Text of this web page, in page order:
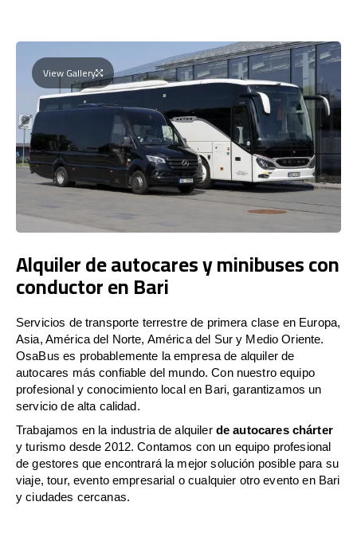
View Gallery
Alquiler de autocares y minibuses con
conductor en Bari
Servicios de transporte terrestre de primera clase en Europa,
Asia, América del Norte, América del Sur y Medio Oriente.
OsaBus es probablemente la empresa de alquiler de
autocares más confiable del mundo. Con nuestro equipo
profesional y conocimiento local en Bari, garantizamos un
servicio de alta calidad.
Trabajamos en la industria de alquiler de autocares chárter
y turismo desde 2012. Contamos con un equipo profesional
de gestores que encontrará la mejor solución posible para su
viaje, tour, evento empresarial o cualquier otro evento en Bari
y ciudades cercanas.